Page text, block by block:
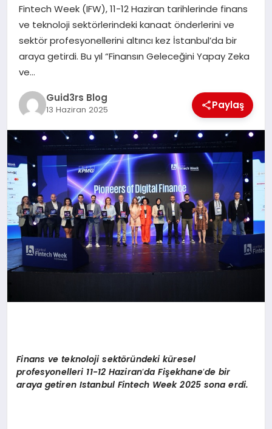
MAGAZIN
EĞITIM
Fintech Week (IFW), 11-12 Haziran tarihlerinde finans
ve teknoloji sektörlerindeki kanaat önderlerini ve
sektör profesyonellerini altıncı kez İstanbul’da bir
araya getirdi. Bu yıl “Finansın Geleceğini Yapay Zeka
ve…
Guid3rs Blog
13 Haziran 2025 Paylaş
Finans ve teknoloji sektöründeki küresel
profesyonelleri 11-12 Haziran’da Fişekhane’de bir
araya getiren Istanbul Fintech Week 2025 sona erdi.